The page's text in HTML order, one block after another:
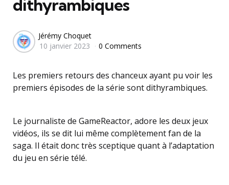
dithyrambiques
Posted
by
Jérémy Choquet
10 janvier 2023
0 Comments
Les premiers retours des chanceux ayant pu voir les
premiers épisodes de la série sont dithyrambiques.
Le journaliste de GameReactor, adore les deux jeux
vidéos, ils se dit lui même complètement fan de la
saga. Il était donc très sceptique quant à l’adaptation
du jeu en série télé.